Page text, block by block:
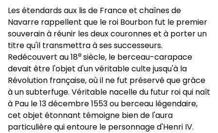
Les étendards aux lis de France et chaînes de
Navarre rappellent que le roi Bourbon fut le premier
souverain à réunir les deux couronnes et à porter un
titre qu'il transmettra à ses successeurs.
Redécouvert au 18e siècle, le berceau-carapace
devait être l'objet d'un véritable culte jusqu'à la
Révolution française, où il ne fut préservé que grâce
à un subterfuge. Véritable nacelle du futur roi qui naît
à Pau le 13 décembre 1553 ou berceau légendaire,
cet objet étonnant témoigne bien de l'aura
particulière qui entoure le personnage d'Henri IV.